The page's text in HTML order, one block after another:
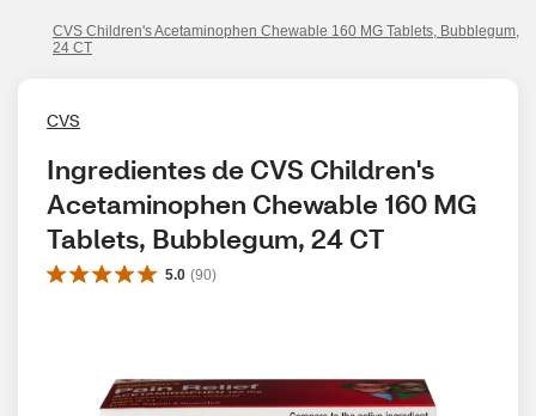
CVS Children's Acetaminophen Chewable 160 MG Tablets, Bubblegum,
24 CT
CVS
Ingredientes de CVS Children's
Acetaminophen Chewable 160 MG
Tablets, Bubblegum, 24 CT
5.0 (90)